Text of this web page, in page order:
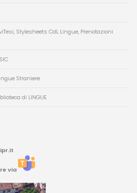
Stylesheets CdL Lingue, Prenotazioni
Straniere
di LINGUE
via